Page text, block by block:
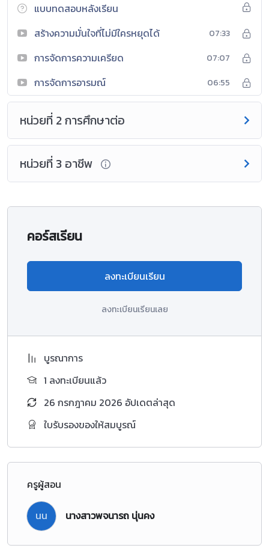
แบบทดสอบหลังเรียน
สร้างความมั่นใจที่ไม่มีใครหยุดได้
07:33
การจัดการความเครียด 07:07
การจัดการอารมณ์ 06:55
หน่วยที่ 2 การศึกษาต่อ
หน่วยที่ 3 อาชีพ
คอร์สเรียน
ลงทะเบียนเรียน
ลงทะเบียนเรียนเลย
บูรณาการ
1 ลงทะเบียนแล้ว
26 กรกฎาคม 2026 อัปเดตล่าสุด
ใบรับรองของให้สมบูรณ์
ครูผู้สอน
นน นางสาวพจนารถ นุ่นคง